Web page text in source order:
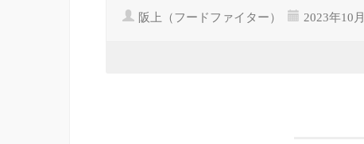
阪上（フードファイター） 2023年10